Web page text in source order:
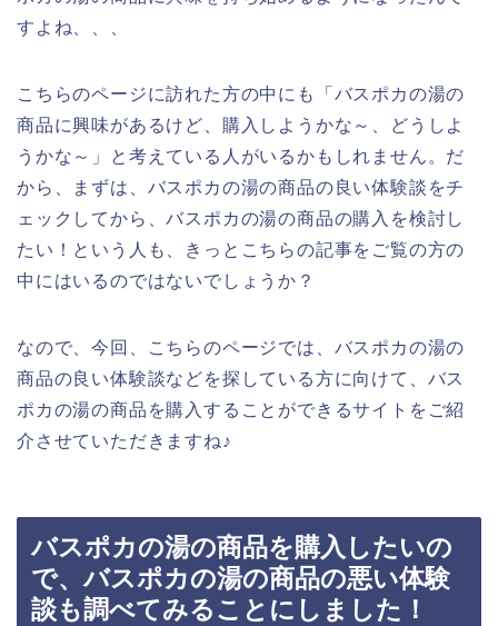
すよね、、、
こちらのページに訪れた方の中にも「バスポカの湯の
商品に興味があるけど、購入しようかな～、どうしよ
うかな～」と考えている人がいるかもしれません。だ
から、まずは、バスポカの湯の商品の良い体験談をチ
ェックしてから、バスポカの湯の商品の購入を検討し
たい！という人も、きっとこちらの記事をご覧の方の
中にはいるのではないでしょうか？
なので、今回、こちらのページでは、バスポカの湯の
商品の良い体験談などを探している方に向けて、バス
ポカの湯の商品を購入することができるサイトをご紹
介させていただきますね♪
バスポカの湯の商品を購入したいの
で、バスポカの湯の商品の悪い体験
談も調べてみることにしました！